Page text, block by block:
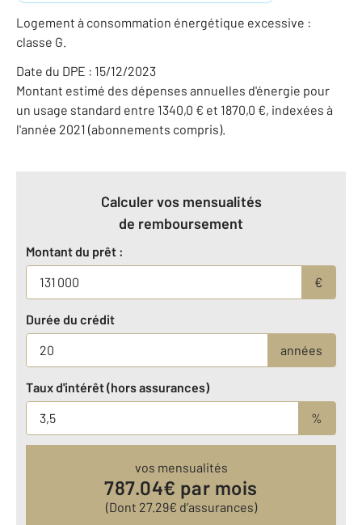
Logement à consommation énergétique excessive :
classe G.
Date du DPE : 15/12/2023
Montant estimé des dépenses annuelles d'énergie pour
un usage standard entre 1340,0 € et 1870,0 €, indexées à
l'année 2021 (abonnements compris).
Calculer vos mensualités
de remboursement
Montant du prêt :
€
Durée du crédit
années
Taux d'intérêt (hors assurances)
%
vos mensualités
787.04€ par mois
(Dont 27.29€ d’assurances)